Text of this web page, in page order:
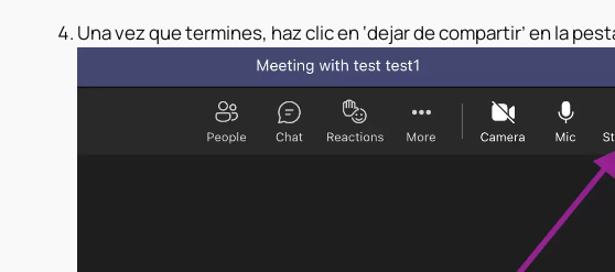
Una vez que termines, haz clic en ‘dejar de compartir’ en la